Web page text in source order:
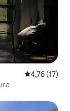
Évaluation
4,76 (17)